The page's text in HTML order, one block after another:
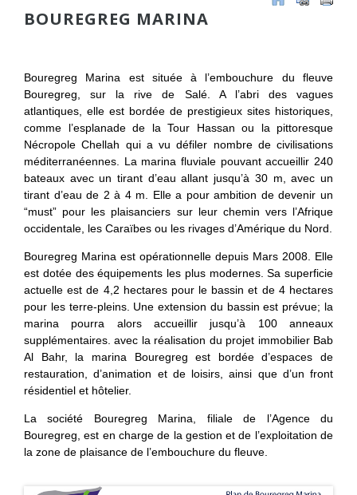
BOUREGREG MARINA
Bouregreg Marina est située à l’embouchure du fleuve
Bouregreg, sur la rive de Salé. A l’abri des vagues
atlantiques, elle est bordée de prestigieux sites historiques,
comme l’esplanade de la Tour Hassan ou la pittoresque
Nécropole Chellah qui a vu défiler nombre de civilisations
méditerranéennes. La marina fluviale pouvant accueillir 240
bateaux avec un tirant d’eau allant jusqu’à 30 m, avec un
tirant d’eau de 2 à 4 m. Elle a pour ambition de devenir un
“must” pour les plaisanciers sur leur chemin vers l’Afrique
occidentale, les Caraïbes ou les rivages d’Amérique du Nord.
Bouregreg Marina est opérationnelle depuis Mars 2008. Elle
est dotée des équipements les plus modernes. Sa superficie
actuelle est de 4,2 hectares pour le bassin et de 4 hectares
pour les terre-pleins. Une extension du bassin est prévue; la
marina pourra alors accueillir jusqu’à 100 anneaux
supplémentaires. avec la réalisation du projet immobilier Bab
Al Bahr, la marina Bouregreg est bordée d’espaces de
restauration, d’animation et de loisirs, ainsi que d’un front
résidentiel et hôtelier.
La société Bouregreg Marina, filiale de l’Agence du
Bouregreg, est en charge de la gestion et de l’exploitation de
la zone de plaisance de l’embouchure du fleuve.